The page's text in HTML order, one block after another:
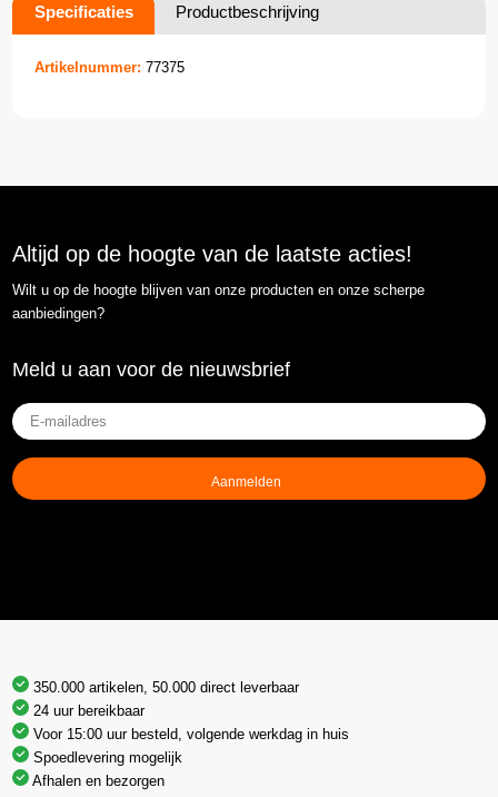
Specificaties Productbeschrijving
Artikelnummer: 77375
Altijd op de hoogte van de laatste acties!
Wilt u op de hoogte blijven van onze producten en onze scherpe
aanbiedingen?
Meld u aan voor de nieuwsbrief
E-
mailadres
(Vereist)
350.000 artikelen, 50.000 direct leverbaar
24 uur bereikbaar
Voor 15:00 uur besteld, volgende werkdag in huis
Spoedlevering mogelijk
Afhalen en bezorgen